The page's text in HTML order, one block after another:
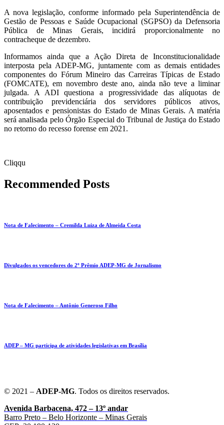
A nova legislação, conforme informado pela Superintendência de
Gestão de Pessoas e Saúde Ocupacional (SGPSO) da Defensoria
Pública de Minas Gerais, incidirá proporcionalmente no
contracheque de dezembro.
Informamos ainda que a Ação Direta de Inconstitucionalidade
interposta pela ADEP-MG, juntamente com as demais entidades
componentes do Fórum Mineiro das Carreiras Típicas de Estado
(FOMCATE), em novembro deste ano, ainda não teve a liminar
julgada. A ADI questiona a progressividade das alíquotas de
contribuição previdenciária dos servidores públicos ativos,
aposentados e pensionistas do Estado de Minas Gerais. A matéria
será analisada pelo Órgão Especial do Tribunal de Justiça do Estado
no retorno do recesso forense em 2021.
Cliqqu
Recommended Posts
Nota de Falecimento – Cremilda Luiza de Almeida Costa
Divulgados os vencedores do 2º Prêmio ADEP-MG de Jornalismo
Nota de Falecimento – Antônio Generoso Filho
ADEP – MG participa de atividades legislativas em Brasília
© 2021 – ADEP-MG. Todos os direitos reservados.
Avenida Barbacena, 472 – 13º andar
Barro Preto – Belo Horizonte – Minas Gerais